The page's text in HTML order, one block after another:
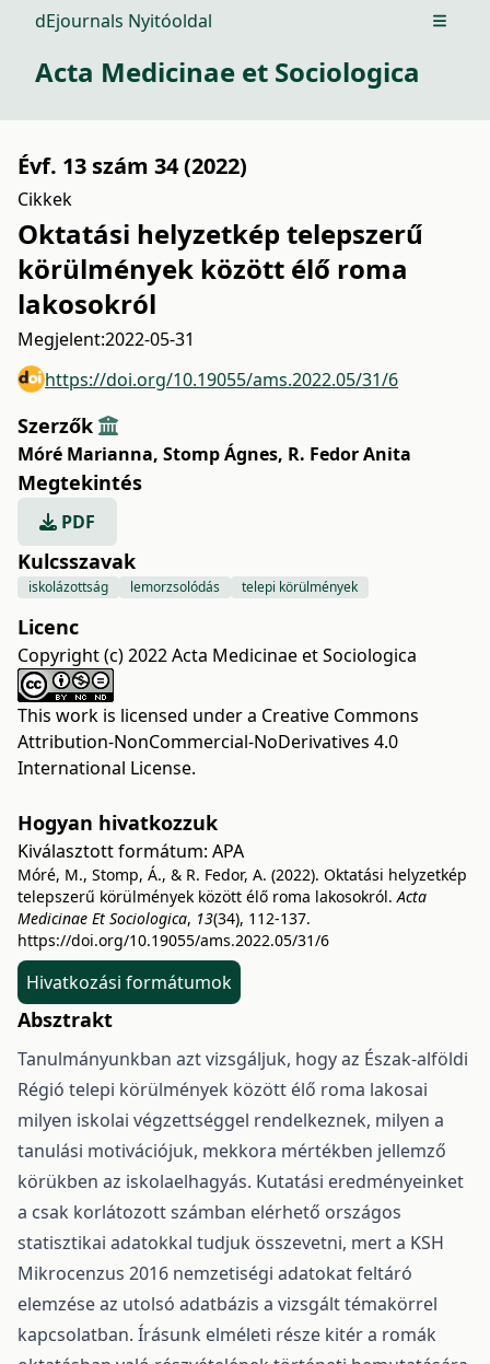
dEjournals Nyitóoldal Open
Acta Medicinae et Sociologica
Évf. 13 szám 34 (2022)
Cikkek
Oktatási helyzetkép telepszerű
körülmények között élő roma
lakosokról
Megjelent:2022-05-31
https://doi.org/10.19055/ams.2022.05/31/6
Szerzők
Móré Marianna, Stomp Ágnes, R. Fedor Anita
Megtekintés
PDF
Kulcsszavak
iskolázottság lemorzsolódás telepi körülmények
Licenc
Copyright (c) 2022 Acta Medicinae et Sociologica
This work is licensed under a Creative Commons
Attribution-NonCommercial-NoDerivatives 4.0
International License.
Hogyan hivatkozzuk
Kiválasztott formátum: APA
Móré, M., Stomp, Á., & R. Fedor, A. (2022). Oktatási helyzetkép
telepszerű körülmények között élő roma lakosokról.Acta
Medicinae Et Sociologica, 13(34), 112-137.
https://doi.org/10.19055/ams.2022.05/31/6
Hivatkozási formátumok
Absztrakt
Tanulmányunkban azt vizsgáljuk, hogy az Észak-alföldi
Régió telepi körülmények között élő roma lakosai
milyen iskolai végzettséggel rendelkeznek, milyen a
tanulási motivációjuk, mekkora mértékben jellemző
körükben az iskolaelhagyás. Kutatási eredményeinket
a csak korlátozott számban elérhető országos
statisztikai adatokkal tudjuk összevetni, mert a KSH
Mikrocenzus 2016 nemzetiségi adatokat feltáró
elemzése az utolsó adatbázis a vizsgált témakörrel
kapcsolatban. Írásunk elméleti része kitér a romák